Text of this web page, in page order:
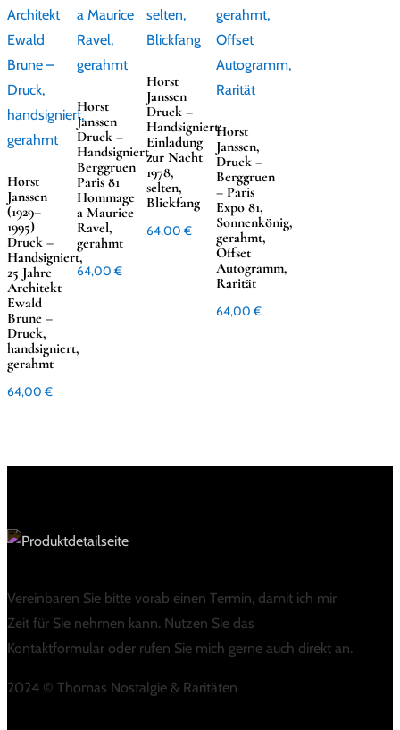
Horst
Janssen
(1929–
1995)
Druck –
Handsigniert,
25 Jahre
Architekt
Ewald
Brune –
Druck,
handsigniert,
gerahmt
64,00€
Horst
Janssen
Druck –
Handsigniert,
Berggruen
Paris 81
Hommage
a Maurice
Ravel,
gerahmt
64,00€
Horst
Janssen
Druck –
Handsigniert;
Einladung
zur Nacht
1978,
selten,
Blickfang
64,00€
Horst
Janssen,
Druck –
Berggruen
– Paris
Expo 81,
Sonnenkönig,
gerahmt,
Offset
Autogramm,
Rarität
64,00€
Vereinbaren Sie bitte vorab einen Termin, damit ich mir
Zeit für Sie nehmen kann. Nutzen Sie das
Kontaktformular oder rufen Sie mich gerne auch direkt an.
2024 © Thomas Nostalgie & Raritäten